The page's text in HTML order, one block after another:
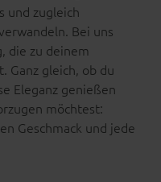
und zugleich
Bei uns
die zu deinem
Ganz gleich, ob du
Eleganz genießen
möchtest:
Geschmack und jede